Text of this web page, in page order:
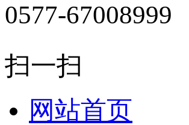
0577-67008999
扫一扫
网站首页